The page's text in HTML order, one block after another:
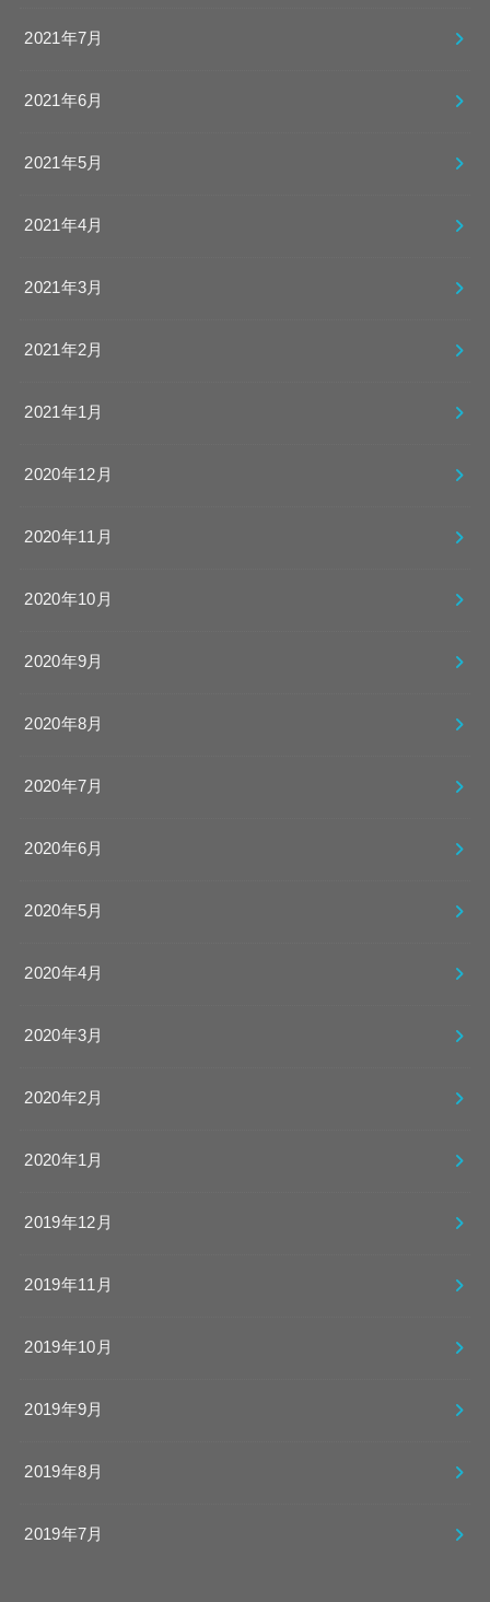
2021年7月
2021年6月
2021年5月
2021年4月
2021年3月
2021年2月
2021年1月
2020年12月
2020年11月
2020年10月
2020年9月
2020年8月
2020年7月
2020年6月
2020年5月
2020年4月
2020年3月
2020年2月
2020年1月
2019年12月
2019年11月
2019年10月
2019年9月
2019年8月
2019年7月